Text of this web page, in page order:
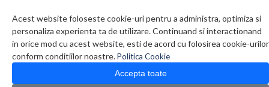
Acest website foloseste cookie-uri pentru a administra, optimiza si
personaliza experienta ta de utilizare. Continuand si interactionand
in orice mod cu acest website, esti de acord cu folosirea cookie-urilor
conform conditiilor noastre.Politica Cookie
Accepta toate